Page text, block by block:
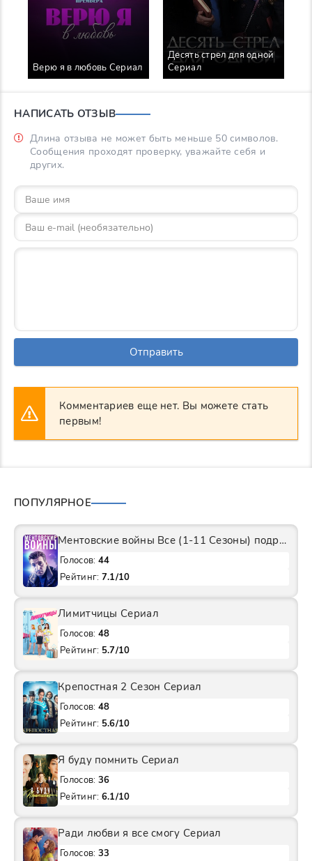
Верю я в любовь Сериал
Десять стрел для одной
Сериал
НАПИСАТЬ ОТЗЫВ
Длина отзыва не может быть меньше 50 символов.
Сообщения проходят проверку, уважайте себя и
других.
Отправить
Комментариев еще нет. Вы можете стать
первым!
ПОПУЛЯРНОЕ
Ментовские войны Все (1-11 Сезоны) подряд Сериал
Голосов: 44
Рейтинг: 7.1/10
Лимитчицы Сериал
Голосов: 48
Рейтинг: 5.7/10
Крепостная 2 Сезон Сериал
Голосов: 48
Рейтинг: 5.6/10
Я буду помнить Сериал
Голосов: 36
Рейтинг: 6.1/10
Ради любви я все смогу Сериал
Голосов: 33